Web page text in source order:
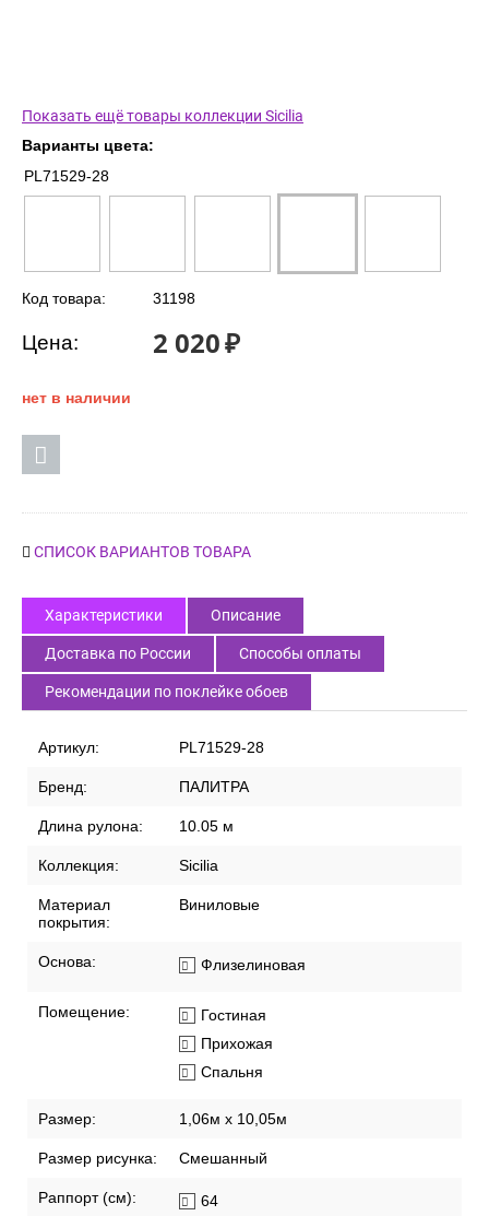
Показать ещё товары коллекции Sicilia
Варианты цвета:
PL71529-28
Код товара: 31198
Цена: 2 020₽
нет в наличии
СПИСОК ВАРИАНТОВ ТОВАРА
Характеристики Описание
Доставка по России Способы оплаты
Рекомендации по поклейке обоев
Артикул: PL71529-28
Бренд: ПАЛИТРА
Длина рулона: 10.05 м
Коллекция: Sicilia
Материал
покрытия:
Виниловые
Основа: Флизелиновая
Помещение:
Гостиная
Прихожая
Спальня
Размер: 1,06м х 10,05м
Размер рисунка: Смешанный
Раппорт (см): 64